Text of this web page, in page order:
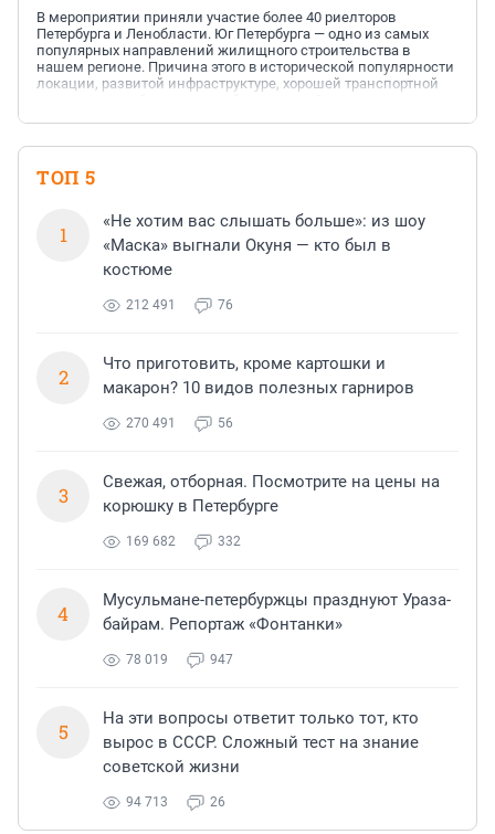
В мероприятии приняли участие более 40 риелторов
Петербурга и Ленобласти. Юг Петербурга — одно из самых
популярных направлений жилищного строительства в
нашем регионе. Причина этого в исторической популярности
локации, развитой инфраструктуре, хорошей транспортной
развития территории «На Царскосельских холмах».
составляет 316 га...
ТОП 5
1
«Не хотим вас слышать больше»: из шоу
«Маска» выгнали Окуня — кто был в
костюме
212 491 76
2
Что приготовить, кроме картошки и
макарон? 10 видов полезных гарниров
270 491 56
3
Свежая, отборная. Посмотрите на цены на
корюшку в Петербурге
169 682 332
4
Мусульмане-петербуржцы празднуют Ураза-
байрам. Репортаж «Фонтанки»
78 019 947
5
На эти вопросы ответит только тот, кто
вырос в СССР. Сложный тест на знание
советской жизни
94 713 26